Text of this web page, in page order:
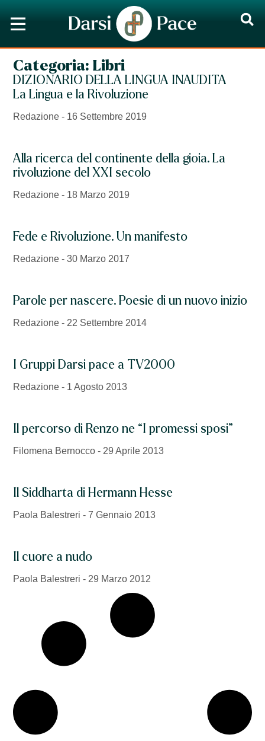
Categoria: Libri
DIZIONARIO DELLA LINGUA INAUDITA
La Lingua e la Rivoluzione
Redazione 16 Settembre 2019
Alla ricerca del continente della gioia. La
rivoluzione del XXI secolo
Redazione 18 Marzo 2019
Fede e Rivoluzione. Un manifesto
Redazione 30 Marzo 2017
Parole per nascere. Poesie di un nuovo inizio
Redazione 22 Settembre 2014
I Gruppi Darsi pace a TV2000
Redazione 1 Agosto 2013
Il percorso di Renzo ne “I promessi sposi”
Filomena Bernocco 29 Aprile 2013
Il Siddharta di Hermann Hesse
Paola Balestreri 7 Gennaio 2013
Il cuore a nudo
Paola Balestreri 29 Marzo 2012